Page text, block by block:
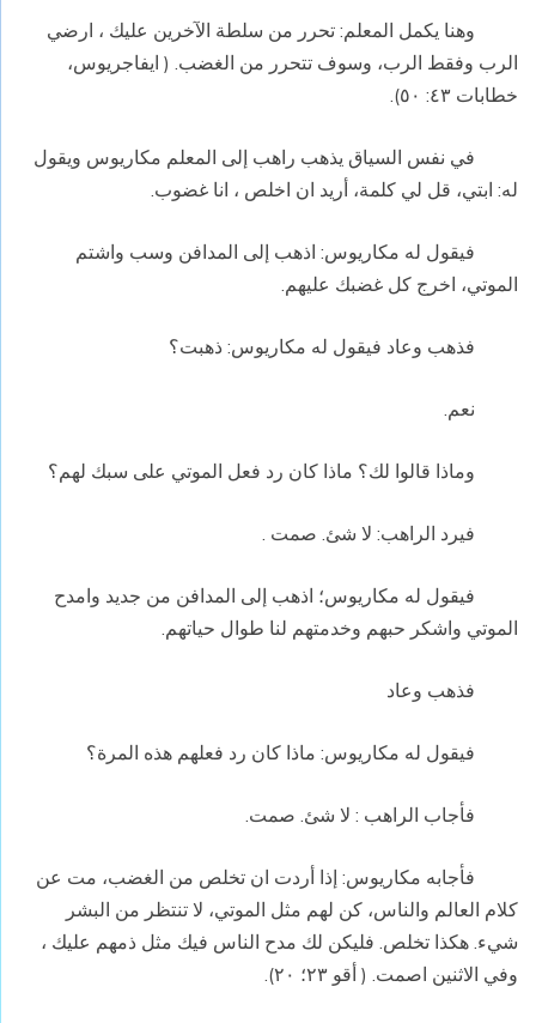
وهنا يكمل المعلم: تحرر من سلطة الآخرين عليك ، ارضي
الرب وفقط الرب، وسوف تتحرر من الغضب. ( ايفاجريوس،
خطابات ٤٣: ٥٠).
في نفس السياق يذهب راهب إلى المعلم مكاريوس ويقول
له: ابتي، قل لي كلمة، أريد ان اخلص ، انا غضوب.
فيقول له مكاريوس: اذهب إلى المدافن وسب واشتم
الموتي، اخرج كل غضبك عليهم.
فذهب وعاد فيقول له مكاريوس: ذهبت؟
نعم.
وماذا قالوا لك؟ ماذا كان رد فعل الموتي على سبك لهم؟
فيرد الراهب: لا شئ. صمت .
فيقول له مكاريوس؛ اذهب إلى المدافن من جديد وامدح
الموتي واشكر حبهم وخدمتهم لنا طوال حياتهم.
فذهب وعاد
فيقول له مكاريوس: ماذا كان رد فعلهم هذه المرة؟
فأجاب الراهب : لا شئ. صمت.
فأجابه مكاريوس: إذا أردت ان تخلص من الغضب، مت عن
كلام العالم والناس، كن لهم مثل الموتي، لا تنتظر من البشر
شيء. هكذا تخلص. فليكن لك مدح الناس فيك مثل ذمهم عليك ،
وفي الاثنين اصمت. ( أقو ٢٣؛ ٢٠).